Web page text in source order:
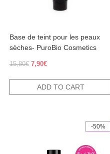
Base de teint pour les peaux
sèches- PuroBio Cosmetics
15,80€ Original
15,80€.
7,90€Current
7,90€.
ADD TO CART
-50%